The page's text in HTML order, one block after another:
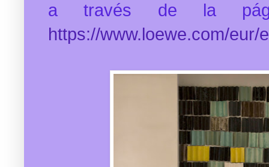
a través de la
https://www.loewe.com/